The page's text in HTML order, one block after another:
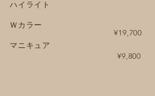
ハイライト
Ｗカラー
​マニキュア
¥19,700
¥9,800